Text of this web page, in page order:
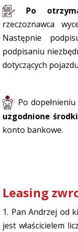
Po
rzeczoznawca
Następnie
podpisaniu
dotyczących
Po
uzgodnione
konto bankowe.
Leasing
1. Pan Andrzej od
jest właścicielem